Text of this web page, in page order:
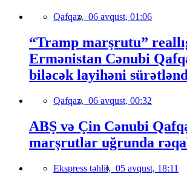
Qafqaz, 06 avqust, 01:06
“Tramp marşrutu”
Ermənistan Cənubi
biləcək layihəni
Qafqaz, 06 avqust, 00:32
ABŞ və Çin Cənubi
marşrutlar uğrunda
Ekspress təhlil, 05 avqust, 18:11